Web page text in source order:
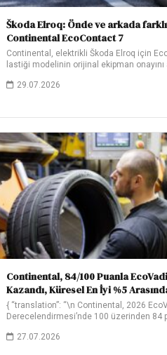
Škoda Elroq: Önde ve arkada
Continental EcoContact 7
Continental, elektrikli Škoda Elroq için
lastiği modelinin orijinal ekipman onayını
29.07.2026
Continental, 84/100 Puanla
Kazandı, Küresel En İyi %5
{ “translation”: “\n Continental, 2026
Derecelendirmesi’nde 100 üzerinden 84
27.07.2026